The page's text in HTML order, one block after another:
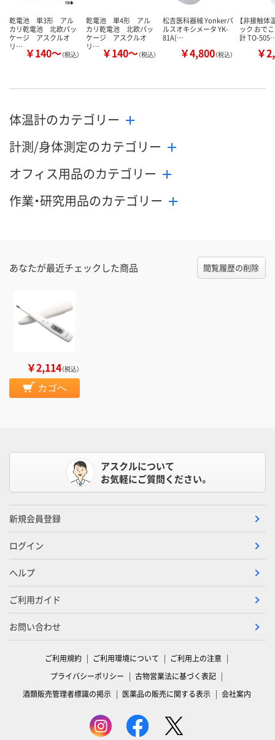
乾電池 単3形 アル
カリ乾電池 北欧パッ
ケージ アスクルオ
リ… ￥140～（税込）
乾電池 単4形 アル
カリ乾電池 北欧パッ
ケージ アスクルオ
リ… ￥140～（税込）
松吉医科器械 Yonkerパ
ルスオキシメータ YK-
81A(…
￥4,800（税込）
【非接触体
ック おで
計 TO-
￥
体温計のカテゴリー
計測/身体測定のカテゴリー
オフィス用品のカテゴリー
作業・研究用品のカテゴリー
あなたが最近チェックした商品 閲覧履歴の削除
￥2,114（税込）
カゴへ
アスクルについて
お気軽にご質問ください。
新規会員登録
ログイン
ヘルプ
ご利用ガイド
お問い合わせ
ご利用規約 ご利用環境について
ご利用上の注意
プライバシーポリシー
古物営業法に基づく表記
酒類販売管理者標識の掲示
医薬品の販売に関する表示 会社案内